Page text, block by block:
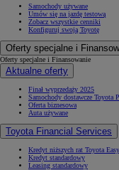
Samochody używane
Umów się na jazdę testową
Zobacz wszystkie cenniki
Konfiguruj swoją Toyotę
Oferty specjalne i
Oferty specjalne i Finansowanie
Aktualne oferty
Finał wyprzedaży 2025
Samochody dostawcze Toyota
Oferta biznesowa
Auta używane
Toyota Financial Services
Kredyt niższych rat Toyota Easy
Kredyt standardowy
Leasing standardowy